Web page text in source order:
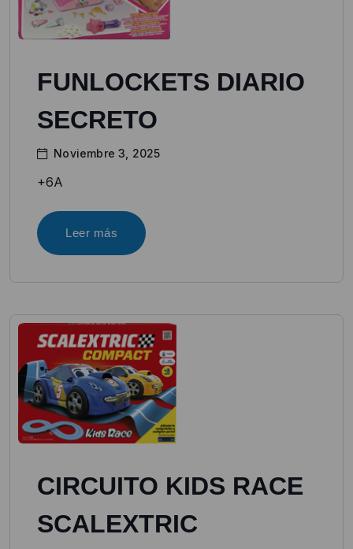
FUNLOCKETS DIARIO
SECRETO
Noviembre 3, 2025
+6A
Leer más
CIRCUITO KIDS RACE
SCALEXTRIC